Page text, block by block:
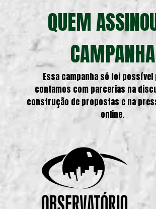
QUEM
CAMPANHA
Essa campanha só foi
contamos com parcerias na
construção de propostas e na
online.